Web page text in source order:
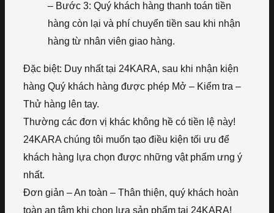
– Bước 3: Quý khách hàng thanh toán tiền
hàng còn lại và phí chuyển tiền sau khi nhận
hàng từ nhân viên giao hàng.
Đặc biệt: Duy nhất tại 24KARA, sau khi nhận kiện
hàng Quý khách hàng được phép Mở – Kiểm tra –
Thử hàng lên tay.
Thường các đơn vị khác không hề có tiền lệ này!
24KARA chúng tôi muốn tạo điều kiện tối ưu để
khách hàng lựa chọn được những vật phẩm ưng ý
nhất.
Đơn giản – An toàn – Thân thiện, quý khách hoàn
toàn an tâm khi chọn lựa sản phẩm tại 24KARA!